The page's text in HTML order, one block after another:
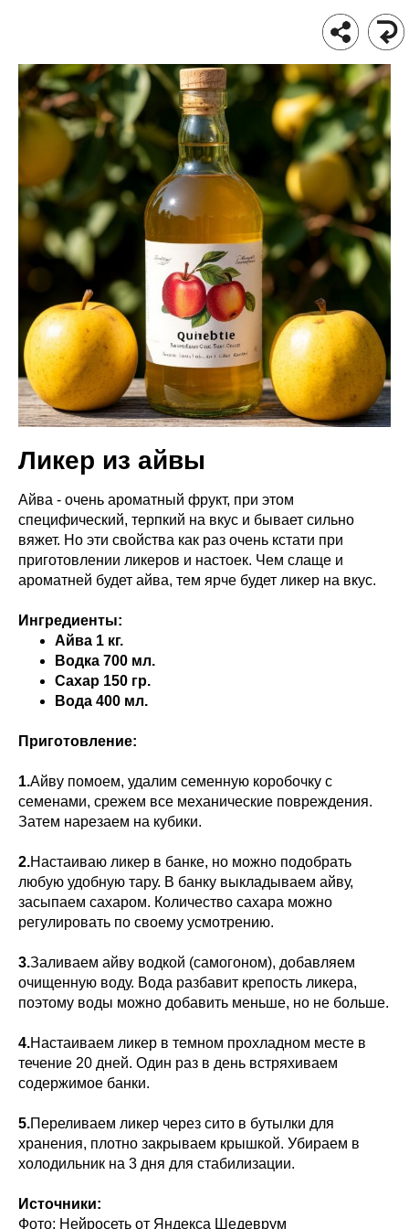
Ликер из айвы
Айва - очень ароматный фрукт, при этом
специфический, терпкий на вкус и бывает сильно
вяжет. Но эти свойства как раз очень кстати при
приготовлении ликеров и настоек. Чем слаще и
ароматней будет айва, тем ярче будет ликер на вкус.
Ингредиенты:
Айва 1 кг.
Водка 700 мл.
Сахар 150 гр.
Вода 400 мл.
Приготовление:
1.Айву помоем, удалим семенную коробочку с
семенами, срежем все механические повреждения.
Затем нарезаем на кубики.
2.Настаиваю ликер в банке, но можно подобрать
любую удобную тару. В банку выкладываем айву,
засыпаем сахаром. Количество сахара можно
регулировать по своему усмотрению.
3.Заливаем айву водкой (самогоном), добавляем
очищенную воду. Вода разбавит крепость ликера,
поэтому воды можно добавить меньше, но не больше.
4.Настаиваем ликер в темном прохладном месте в
течение 20 дней. Один раз в день встряхиваем
содержимое банки.
5.Переливаем ликер через сито в бутылки для
хранения, плотно закрываем крышкой. Убираем в
холодильник на 3 дня для стабилизации.
Источники:
Фото: Нейросеть от Яндекса Шедеврум